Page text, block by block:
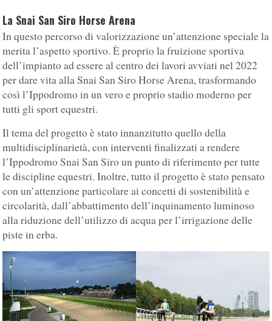
La Snai San Siro Horse Arena
In questo percorso di valorizzazione un’attenzione speciale la
merita l’aspetto sportivo. È proprio la fruizione sportiva
dell’impianto ad essere al centro dei lavori avviati nel 2022
per dare vita alla Snai San Siro Horse Arena, trasformando
così l’Ippodromo in un vero e proprio stadio moderno per
tutti gli sport equestri.
Il tema del progetto è stato innanzitutto quello della
multidisciplinarietà, con interventi finalizzati a rendere
l’Ippodromo Snai San Siro un punto di riferimento per tutte
le discipline equestri. Inoltre, tutto il progetto è stato pensato
con un’attenzione particolare ai concetti di sostenibilità e
circolarità, dall’abbattimento dell’inquinamento luminoso
alla riduzione dell’utilizzo di acqua per l’irrigazione delle
piste in erba.